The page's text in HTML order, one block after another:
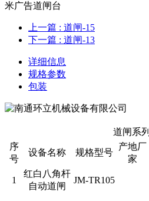
米广告道闸台
上一篇 : 道闸-15
下一篇 : 道闸-13
详细信息
规格参数
包装
道闸系列
序
号
设备名称 规格型号
产地厂
家
1
红白八角杆
自动道闸
JM-TR105